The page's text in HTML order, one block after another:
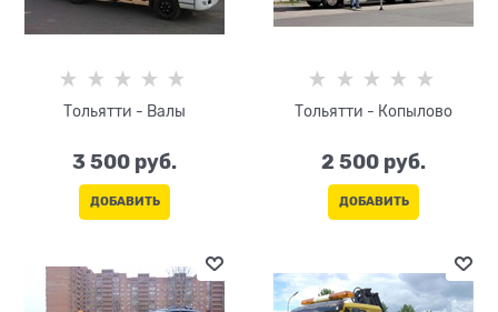
Тольятти - Валы
3 500 руб.
ДОБАВИТЬ
Тольятти - Копылово
2 500 руб.
ДОБАВИТЬ